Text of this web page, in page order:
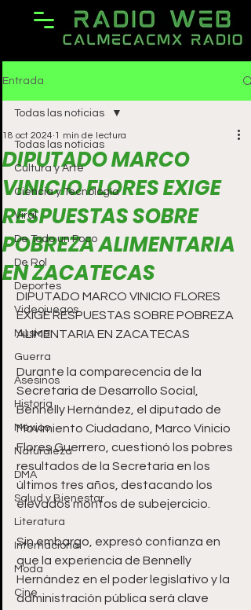
Entrada
Todas las noticias
Cultura y Arte
Ciencia y Tecnología
Viral
De Todo un Poco
De Rol
Deportes
Videojuegos
Música
Guerra
Asesinos
Historia
México
Naturaleza
DMA
Salud y Bienestar
Literatura
Internacional
Moda
Cine
Todas las noticias
DIPUTADO MARCO
VINICIO FLORES EXIGE
RESPUESTAS SOBRE
POBREZA ALIMENTARIA
EN ZACATECAS
18 oct 2024 1 min de lectura
DIPUTADO MARCO VINICIO FLORES
EXIGE RESPUESTAS SOBRE POBREZA
ALIMENTARIA EN ZACATECAS
Durante la comparecencia de la
Secretaria de Desarrollo Social,
Bennelly Hernández, el diputado de
Movimiento Ciudadano, Marco Vinicio
Flores Guerrero, cuestionó los pobres
resultados de la Secretaría en los
últimos tres años, destacando los
elevados montos de subejercicio.
Sin embargo, expresó confianza en
que la experiencia de Bennelly
Hernández en el poder legislativo y la
administración pública será clave